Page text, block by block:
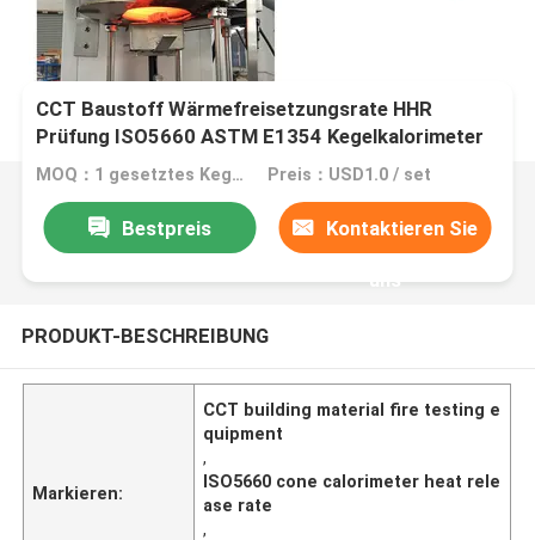
CCT Baustoff Wärmefreisetzungsrate HHR
Prüfung ISO5660 ASTM E1354 Kegelkalorimeter
MOQ：1 gesetztes Kegel-Kalorimeter Preis：USD1.0 / set
Bestpreis Kontaktieren Sie
uns
PRODUKT-BESCHREIBUNG
Markieren:
CCT building material fire testing e
quipment
,
ISO5660 cone calorimeter heat rele
ase rate
,